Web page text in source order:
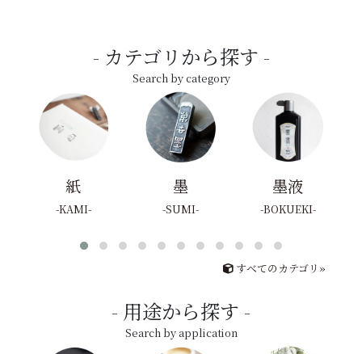
カテゴリから探す
Search by category
紙
KAMI
墨
SUMI
墨液
BOKUEKI
すべてのカテゴリ»
用途から探す
Search by application